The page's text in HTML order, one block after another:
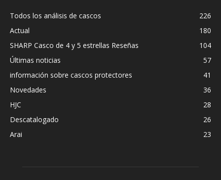
Todos los análisis de cascos
226
Actual
180
SHARP Casco de 4 y 5 estrellas Reseñas
104
Últimas noticias
57
información sobre cascos protectores
41
Novedades
36
HJC
28
Descatalogado
26
Arai
23